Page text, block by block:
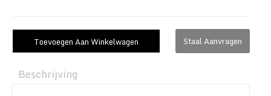
Toevoegen Aan Winkelwagen Staal Aanvragen
Beschrijving